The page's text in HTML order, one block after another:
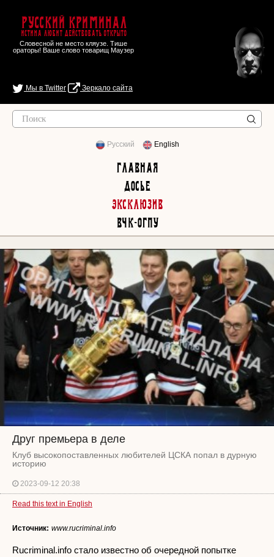
Русский Криминал
Истина любит действовать открыто
Словесной не место кляузе. Тише
ораторы! Ваше слово товарищ Маузер
Мы в Twitter Зеркало сайта
Русский English
Главная
Досье
Эксклюзив
ВЧК-ОГПУ
Друг премьера в деле
Клуб высокопоставленных любителей ЦСКА попал в дурную
историю
2023-09-12 20:38
Read this text in English
Источник: www.rucriminal.info
Rucriminal.info стало известно об очередной попытке